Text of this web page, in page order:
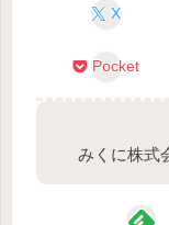
X
Pocket
みくに株式